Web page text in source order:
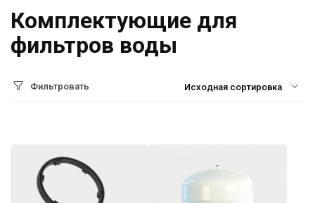
Комплектующие для
фильтров воды
Фильтровать